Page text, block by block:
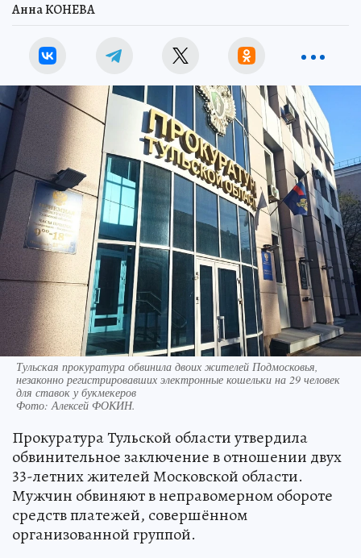
Анна КОНЕВА
Тульская прокуратура обвинила двоих жителей Подмосковья,
незаконно регистрировавших электронные кошельки на 29 человек
для ставок у букмекеров
Фото:Алексей ФОКИН.
Прокуратура Тульской области утвердила
обвинительное заключение в отношении двух
33-летних жителей Московской области.
Мужчин обвиняют в неправомерном обороте
средств платежей, совершённом
организованной группой.